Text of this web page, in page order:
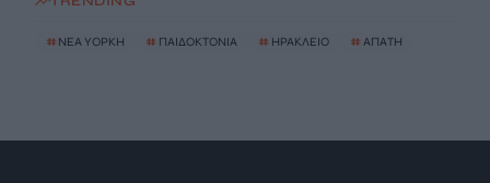
# ΝΈΑ ΥΌΡΚΗ # ΠΑΙΔΟΚΤΟΝΙΑ # ΗΡΑΚΛΕΙΟ # ΑΠΑΤΗ